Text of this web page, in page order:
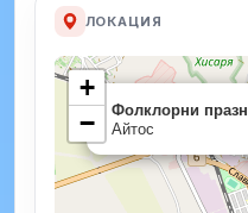
ЛОКАЦИЯ
Фолклорни
Айтос
+
−